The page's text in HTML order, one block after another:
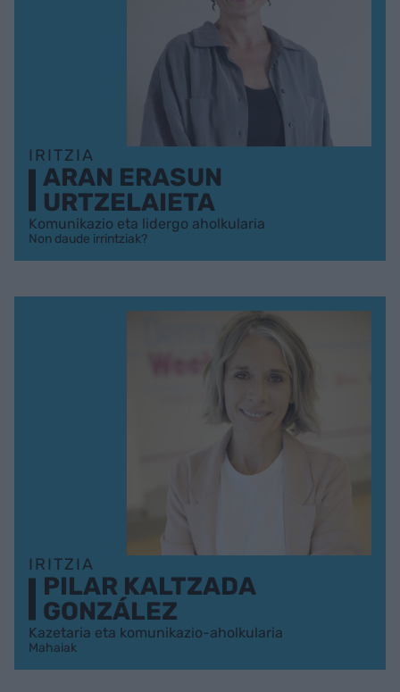
IRITZIA
ARAN ERASUN
URTZELAIETA
Komunikazio eta lidergo aholkularia
Non daude irrintziak?
IRITZIA
PILAR KALTZADA
GONZÁLEZ
Kazetaria eta komunikazio-aholkularia
Mahaiak